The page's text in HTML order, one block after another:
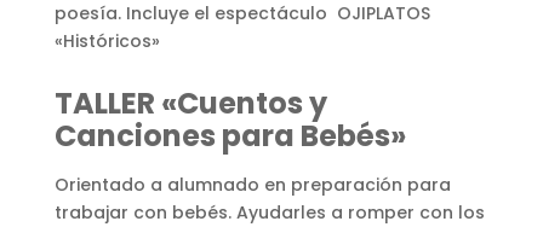
poesía. Incluye el espectáculo OJIPLATOS
«Históricos»
TALLER «Cuentos y
Canciones para Bebés»
Orientado a alumnado en preparación para
trabajar con bebés. Ayudarles a romper con los